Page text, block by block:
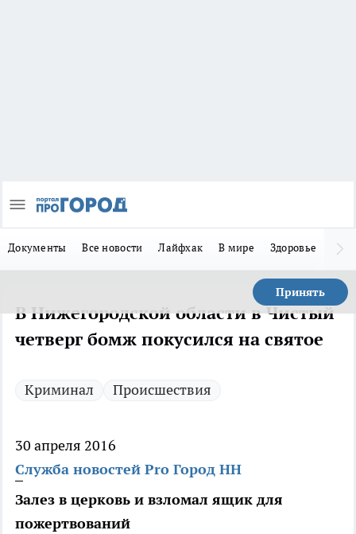
Документы Все новости Лайфхак В мире Здоровье
Принять
В Нижегородской области в Чистый
четверг бомж покусился на святое
Криминал Происшествия
30 апреля 2016
Служба новостей Pro Город НН
Залез в церковь и взломал ящик для
пожертвований